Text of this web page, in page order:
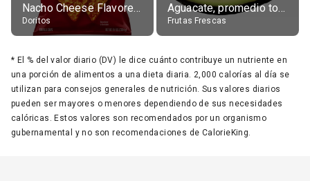
Nacho Cheese Flavored Tortilla Chips
Doritos
Aguacate, promedio todos variedades, crudo
Frutas Frescas
* El % del valor diario (DV) le dice cuánto contribuye un nutriente en
una porción de alimentos a una dieta diaria. 2,000 calorías al día se
utilizan para consejos generales de nutrición. Sus valores diarios
pueden ser mayores o menores dependiendo de sus necesidades
calóricas. Estos valores son recomendados por un organismo
gubernamental y no son recomendaciones de CalorieKing.